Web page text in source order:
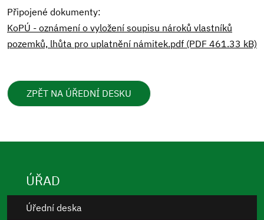
Připojené dokumenty:
KoPÚ - oznámení o vyložení soupisu nároků vlastníků
pozemků, lhůta pro uplatnění námitek.pdf (PDF 461.33 kB)
ZPĚT NA ÚŘEDNÍ DESKU
ÚŘAD
Úřední deska